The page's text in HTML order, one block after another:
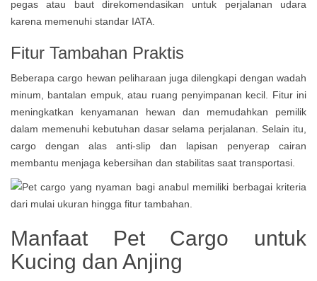
pegas atau baut direkomendasikan untuk perjalanan udara
karena memenuhi standar IATA.
Fitur Tambahan Praktis
Beberapa cargo hewan peliharaan juga dilengkapi dengan wadah
minum, bantalan empuk, atau ruang penyimpanan kecil. Fitur ini
meningkatkan kenyamanan hewan dan memudahkan pemilik
dalam memenuhi kebutuhan dasar selama perjalanan. Selain itu,
cargo dengan alas anti-slip dan lapisan penyerap cairan
membantu menjaga kebersihan dan stabilitas saat transportasi.
Manfaat Pet Cargo untuk
Kucing dan Anjing